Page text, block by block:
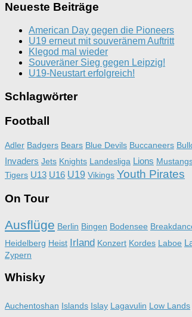
Neueste Beiträge
American Day gegen die Pioneers
U19 erneut mit souveränem Auftritt
Klegod mal wieder
Souveräner Sieg gegen Leipzig!
U19-Neustart erfolgreich!
Schlagwörter
Football
Adler Badgers Bears Blue Devils Buccaneers
Invaders Jets Knights Landesliga Lions
Tigers U13 U16 U19 Vikings Youth Pirates
On Tour
Ausflüge Berlin Bingen Bodensee
Heidelberg Heist Irland Konzert Kordes Laboe
Zypern
Whisky
Auchentoshan Islands Islay Lagavulin Low Lands